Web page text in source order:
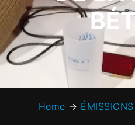
Home → ÉMISSIONS